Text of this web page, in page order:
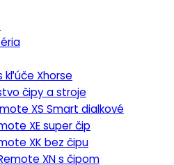
kľúče Xhorse
čipy a stroje
XS Smart dialkové
XE super čip
XK bez čipu
XN s čipom